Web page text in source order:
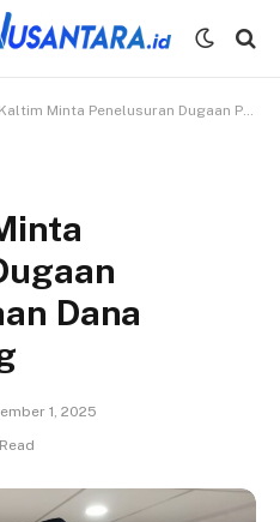
Minta Penelusuran Dugaan Penyalahgunaan Dana Pascatambang
Dana
1, 2025